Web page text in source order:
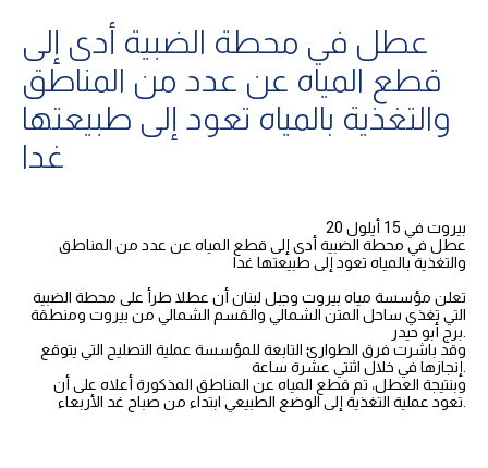
عطل في محطة الضبية أدى إلى
قطع المياه عن عدد من المناطق
والتغذية بالمياه تعود إلى طبيعتها
غدا
بيروت في 15 أيلول 20
عطل في محطة الضبية أدى إلى قطع المياه عن عدد من المناطق
والتغذية بالمياه تعود إلى طبيعتها غدا
تعلن مؤسسة مياه بيروت وجبل لبنان أن عطلا طرأ على محطة الضبية
التي تغذي ساحل المتن الشمالي والقسم الشمالي من بيروت ومنطقة
وقد باشرت فرق الطوارئ التابعة للمؤسسة عملية التصليح التي يتوقع
وبنتيجة العطل، تم قطع المياه عن المناطق المذكورة أعلاه على أن